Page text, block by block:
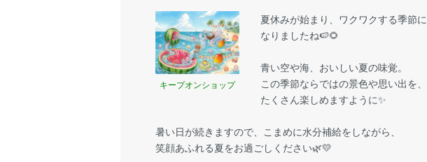
キープオンショップ
夏休みが始まり、ワクワクする季節に
なりましたね🍉🌻
青い空や海、おいしい夏の味覚。
この季節ならではの景色や思い出を、
たくさん楽しめますように✨
暑い日が続きますので、こまめに水分補給をしながら、
笑顔あふれる夏をお過ごしください🌿💛